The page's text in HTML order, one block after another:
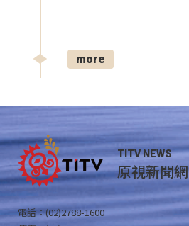
more
TITV NEWS
原視新聞網
電話：(02)2788-1600